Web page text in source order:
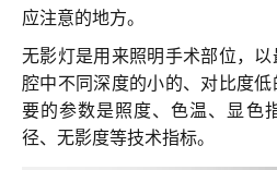
服务支持
联系我们
应注意的地方。
无影灯是用来照明手术部位，
腔中不同深度的小的、对比度
要的参数是照度、色温、显色
径、无影度等技术指标。